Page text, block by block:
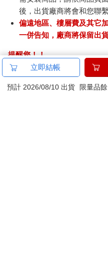
後，出貨廠商將會和您聯
偏遠地區、樓層費及其它
一併告知，廠商將保留出
提醒您！！
金石堂及銀行均不會請您操
ATM提款機，請不要聽從指示
立即結帳
預計 2026/08/10 出貨 限量品